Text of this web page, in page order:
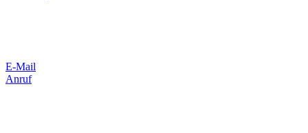
E-Mail
Anruf